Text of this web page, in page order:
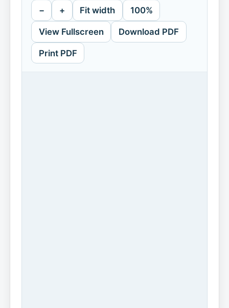
− + Fit width 100%
View Fullscreen Download PDF
Print PDF